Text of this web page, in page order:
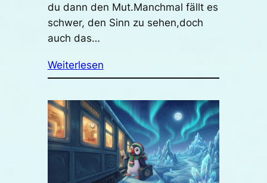
du dann den Mut.Manchmal fällt es
schwer, den Sinn zu sehen,doch
auch das…
Weiterlesen